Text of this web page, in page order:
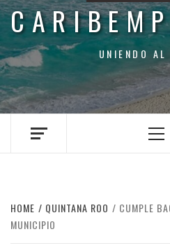
UNIENDO
HOME QUINTANA ROO
CUMPLE
MUNICIPIO